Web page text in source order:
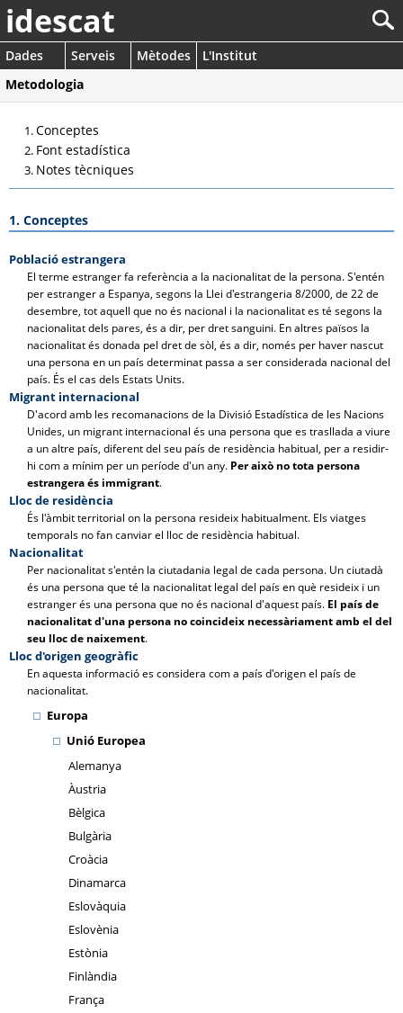
idescat
Dades Serveis Mètodes
L'Institut
Metodologia
Conceptes
Font estadística
Notes tècniques
1. Conceptes
Població estrangera
El terme estranger fa referència a la nacionalitat de la persona. S'entén
per estranger a Espanya, segons la Llei d'estrangeria 8/2000, de 22 de
desembre, tot aquell que no és nacional i la nacionalitat es té segons la
nacionalitat dels pares, és a dir, per dret sanguini. En altres països la
nacionalitat és donada pel dret de sòl, és a dir, només per haver nascut
una persona en un país determinat passa a ser considerada nacional del
país. És el cas dels Estats Units.
Migrant internacional
D'acord amb les recomanacions de la Divisió Estadística de les Nacions
Unides, un migrant internacional és una persona que es trasllada a viure
a un altre país, diferent del seu país de residència habitual, per a residir-
hi com a mínim per un període d'un any. Per això no tota persona
estrangera és immigrant.
Lloc de residència
És l'àmbit territorial on la persona resideix habitualment. Els viatges
temporals no fan canviar el lloc de residència habitual.
Nacionalitat
Per nacionalitat s'entén la ciutadania legal de cada persona. Un ciutadà
és una persona que té la nacionalitat legal del país en què resideix i un
estranger és una persona que no és nacional d'aquest país. El país de
nacionalitat d'una persona no coincideix necessàriament amb el del
seu lloc de naixement.
Lloc d'origen geogràfic
En aquesta informació es considera com a país d'origen el país de
nacionalitat.
Europa
Unió Europea
Alemanya
Àustria
Bèlgica
Bulgària
Croàcia
Dinamarca
Eslovàquia
Eslovènia
Estònia
Finlàndia
França